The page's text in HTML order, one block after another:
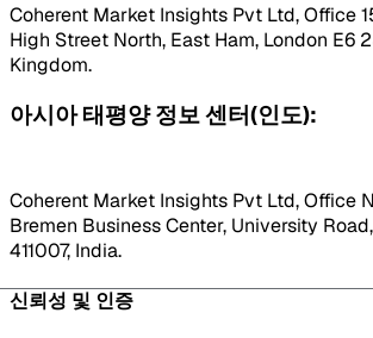
Coherent Market Insights Pvt Ltd, Office
High Street North, East Ham, London E6
Kingdom.
아시아 태평양 정보 센터(인도):
Coherent Market Insights Pvt Ltd, Office
Bremen Business Center, University
411007, India.
신뢰성 및 인증